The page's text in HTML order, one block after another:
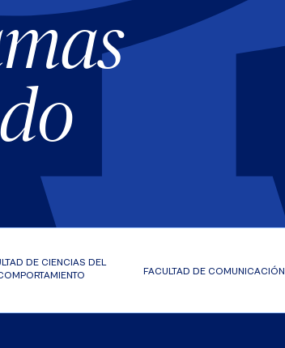
DE CIENCIAS DEL
FACULTAD DE COMUNICACIÓN